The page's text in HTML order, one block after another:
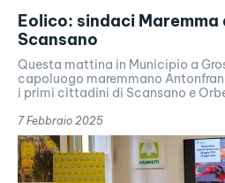
Eolico: sindaci
Scansano
Questa mattina in Municipio a
capoluogo maremmano
i primi cittadini di Scansano e
7 Febbraio 2025